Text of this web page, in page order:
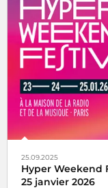
25.09.2025
Hyper Weekend
25 janvier 2026